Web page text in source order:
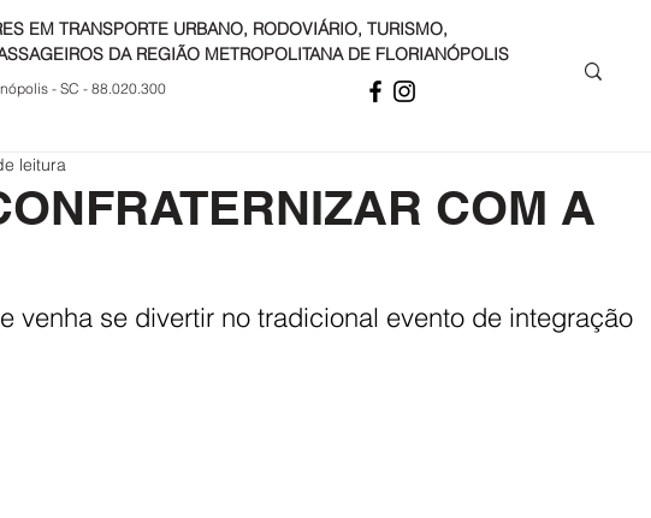
EM TRANSPORTE URBANO, RODOVIÁRIO, TURISMO,
DA REGIÃO METROPOLITANA DE FLORIANÓPOLIS
- SC - 88.020.300
COM A
leitura
venha se divertir no tradicional evento de integração